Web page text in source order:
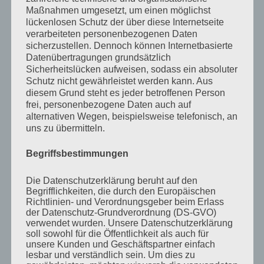
• Handhabung der Waffe und Scharfschießen: P80
und StG77
• Pionierdienst aller Truppen: Ausbau eines
Schutzobjektes/Stützpunktes
• Gefechtsdienstausbildung: Schwerpunkt
„Spitzengruppe/Spitzenzug“
• Wach-/Sicherungsdienst: Zugangsbereich zu einem
• Fernmeldeausbildung: Theorie und Praxis mit dem
neuen System CONRAD
Waffen und Gerät
Maßnahmen umgesetzt, um einen möglichst
lückenlosen Schutz der über diese Internetseite
verarbeiteten personenbezogenen Daten
sicherzustellen. Dennoch können Internetbasierte
Datenübertragungen grundsätzlich
Sicherheitslücken aufweisen, sodass ein absoluter
Schutz nicht gewährleistet werden kann. Aus
diesem Grund steht es jeder betroffenen Person
frei, personenbezogene Daten auch auf
alternativen Wegen, beispielsweise telefonisch, an
uns zu übermitteln.
Begriffsbestimmungen
Die Datenschutzerklärung beruht auf den
Begrifflichkeiten, die durch den Europäischen
Richtlinien- und Verordnungsgeber beim Erlass
der Datenschutz-Grundverordnung (DS-GVO)
verwendet wurden. Unsere Datenschutzerklärung
soll sowohl für die Öffentlichkeit als auch für
unsere Kunden und Geschäftspartner einfach
lesbar und verständlich sein. Um dies zu